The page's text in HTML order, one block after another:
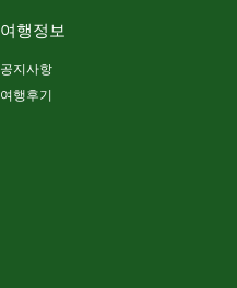
여행정보
공지사항
여행후기